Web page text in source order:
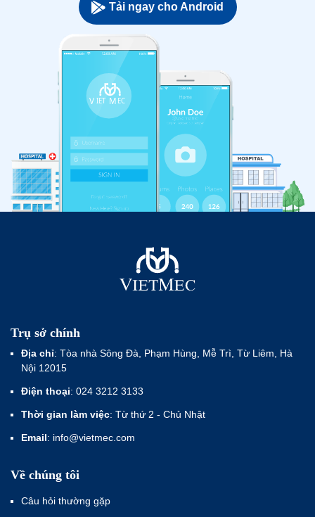
Tải ngay cho Android
Trụ sở chính
Địa chỉ: Tòa nhà Sông Đà, Phạm Hùng, Mễ Trì, Từ Liêm, Hà
Nội 12015
Điện thoại: 024 3212 3133
Thời gian làm việc: Từ thứ 2 - Chủ Nhật
Email: info@vietmec.com
Về chúng tôi
Câu hỏi thường gặp